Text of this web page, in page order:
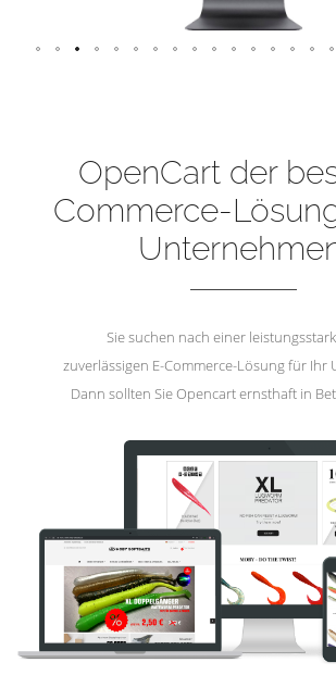
OpenCart der
Commerce-
Sie suchen nach einer
zuverlässigen E-Commerce-Lösung für Ihr
Dann sollten Sie Opencart ernsthaft in